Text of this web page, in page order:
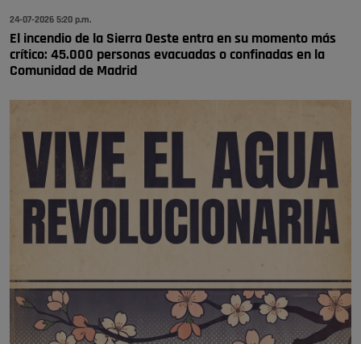
24-07-2026 5:20 p.m.
El incendio de la Sierra Oeste entra en su momento más
crítico: 45.000 personas evacuadas o confinadas en la
Comunidad de Madrid